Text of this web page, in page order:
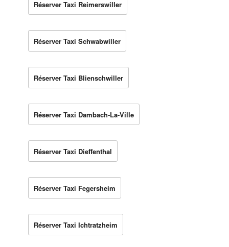
Réserver Taxi Reimerswiller
Réserver Taxi Schwabwiller
Réserver Taxi Blienschwiller
Réserver Taxi Dambach-La-Ville
Réserver Taxi Dieffenthal
Réserver Taxi Fegersheim
Réserver Taxi Ichtratzheim